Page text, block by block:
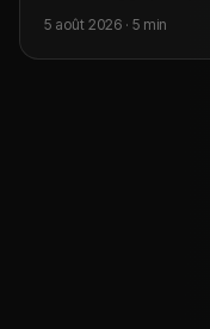
5 août 2026 · 5 min